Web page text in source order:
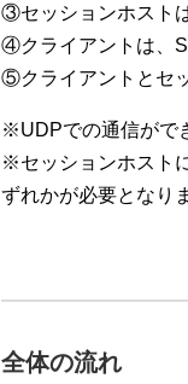
③セッションホスト
④クライアントは、
⑤クライアントとセ
※UDPでの通信がで
※セッションホスト
ずれかが必要となり
全体の流れ